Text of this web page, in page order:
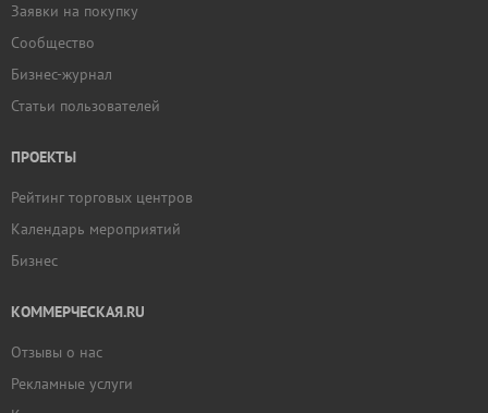
Заявки на покупку
Сообщество
Бизнес-журнал
Статьи пользователей
ПРОЕКТЫ
Рейтинг торговых центров
Календарь мероприятий
Бизнес
КОММЕРЧЕСКАЯ.RU
Отзывы о нас
Рекламные услуги